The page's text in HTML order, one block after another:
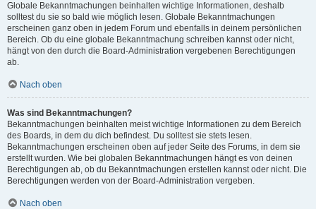
Globale Bekanntmachungen beinhalten wichtige Informationen, deshalb
solltest du sie so bald wie möglich lesen. Globale Bekanntmachungen
erscheinen ganz oben in jedem Forum und ebenfalls in deinem persönlichen
Bereich. Ob du eine globale Bekanntmachung schreiben kannst oder nicht,
hängt von den durch die Board-Administration vergebenen Berechtigungen
ab.
Nach oben
Was sind Bekanntmachungen?
Bekanntmachungen beinhalten meist wichtige Informationen zu dem Bereich
des Boards, in dem du dich befindest. Du solltest sie stets lesen.
Bekanntmachungen erscheinen oben auf jeder Seite des Forums, in dem sie
erstellt wurden. Wie bei globalen Bekanntmachungen hängt es von deinen
Berechtigungen ab, ob du Bekanntmachungen erstellen kannst oder nicht. Die
Berechtigungen werden von der Board-Administration vergeben.
Nach oben